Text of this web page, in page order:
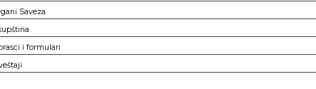
Saveza
i formulari